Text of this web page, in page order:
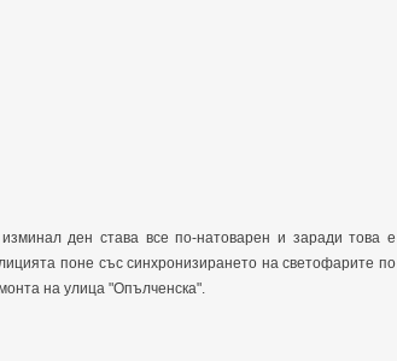
ден става все по-натоварен и заради това е
поне със синхронизирането на светофарите по
на улица "Опълченска".